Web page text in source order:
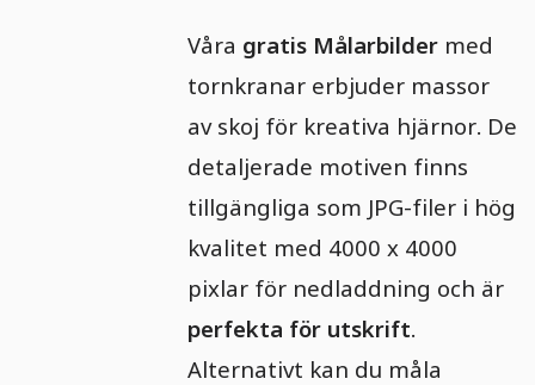
Våra gratis Målarbildermed
tornkranar erbjuder massor
av skoj för kreativa hjärnor. De
detaljerade motiven finns
tillgängliga som JPG-filer i hög
kvalitet med 4000 x 4000
pixlar för nedladdning och är
perfekta för utskrift.
Alternativt kan du måla